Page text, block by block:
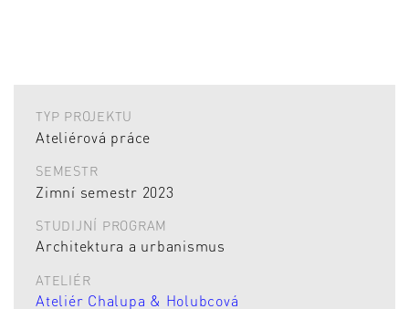
TYP PROJEKTU
Ateliérová práce
SEMESTR
Zimní semestr 2023
STUDIJNÍ PROGRAM
Architektura a urbanismus
ATELIÉR
Ateliér Chalupa & Holubcová